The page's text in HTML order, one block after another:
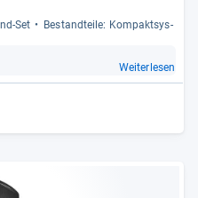
​Set
Bestand­teile: Kom­pakt­sys­
Weiterlesen